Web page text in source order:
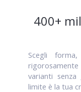
400+
Scegli
varianti senza
limite è la tua